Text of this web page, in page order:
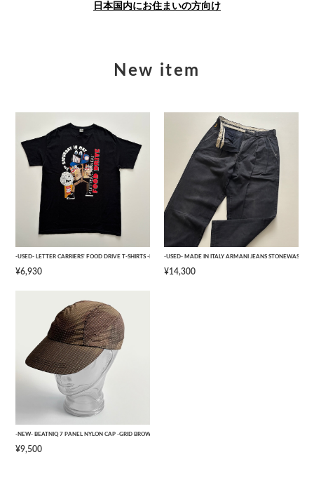
日本国内にお住まいの方向け
New item
-USED- LETTER CARRIERS' FOOD DRIVE T-SHIRTS -BLACK- [L]
¥6,930
-USED- MADE IN ITALY ARMANI JEANS
¥14,300
-NEW- BEATNIQ 7 PANEL NYLON CAP -GRID BROWN CAMOUFLAGE- [ONE SIZE]
¥9,500